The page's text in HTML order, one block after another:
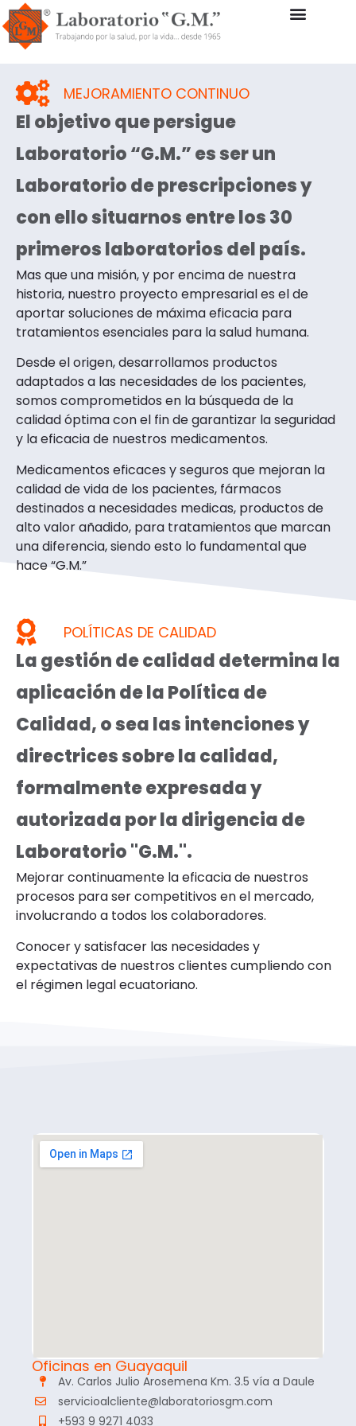
MEJORAMIENTO CONTINUO
El objetivo que persigue
Laboratorio “G.M.” es ser un
Laboratorio de prescripciones y
con ello situarnos entre los 30
primeros laboratorios del país.
Mas que una misión, y por encima de nuestra
historia, nuestro proyecto empresarial es el de
aportar soluciones de máxima eficacia para
tratamientos esenciales para la salud humana.
Desde el origen, desarrollamos productos
adaptados a las necesidades de los pacientes,
somos comprometidos en la búsqueda de la
calidad óptima con el fin de garantizar la seguridad
y la eficacia de nuestros medicamentos.
Medicamentos eficaces y seguros que mejoran la
calidad de vida de los pacientes, fármacos
destinados a necesidades medicas, productos de
alto valor añadido, para tratamientos que marcan
una diferencia, siendo esto lo fundamental que
hace “G.M.”
POLÍTICAS DE CALIDAD
La gestión de calidad determina la
aplicación de la Política de
Calidad, o sea las intenciones y
directrices sobre la calidad,
formalmente expresada y
autorizada por la dirigencia de
Laboratorio "G.M.".
Mejorar continuamente la eficacia de nuestros
procesos para ser competitivos en el mercado,
involucrando a todos los colaboradores.
Conocer y satisfacer las necesidades y
expectativas de nuestros clientes cumpliendo con
el régimen legal ecuatoriano.
Oficinas en Guayaquil
Av. Carlos Julio Arosemena Km. 3.5 vía a Daule
servicioalcliente@laboratoriosgm.com
+593 9 9271 4033